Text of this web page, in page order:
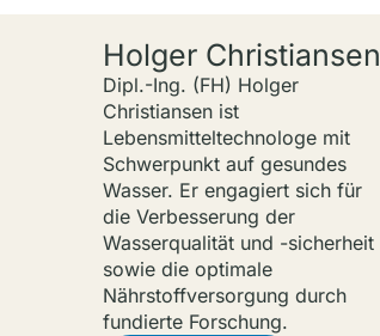
Holger Christiansen
Dipl.-Ing. (FH) Holger
Christiansen ist
Lebensmitteltechnologe mit
Schwerpunkt auf gesundes
Wasser. Er engagiert sich für
die Verbesserung der
Wasserqualität und -sicherheit
sowie die optimale
Nährstoffversorgung durch
fundierte Forschung.